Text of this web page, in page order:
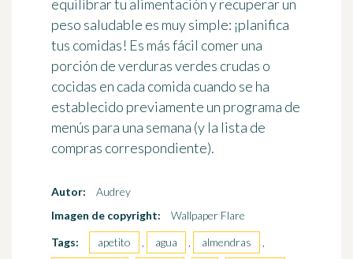
equilibrar tu alimentación y recuperar un
peso saludable es muy simple: ¡planifica
tus comidas! Es más fácil comer una
porción de verduras verdes crudas o
cocidas en cada comida cuando se ha
establecido previamente un programa de
menús para una semana (y la lista de
compras correspondiente).
Autor:
Audrey
Imagen de copyright:
Wallpaper Flare
Tags:
apetito , agua , almendras
,